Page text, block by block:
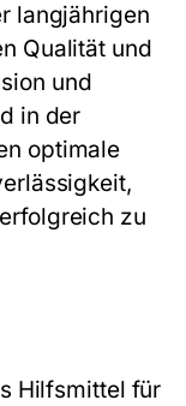
langjährigen
Qualität und
und
in der
optimale
zu
Hilfsmittel für